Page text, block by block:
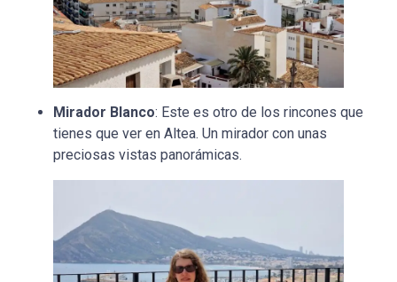
Mirador Blanco: Este es otro de los rincones que
tienes que ver en Altea. Un mirador con unas
preciosas vistas panorámicas.